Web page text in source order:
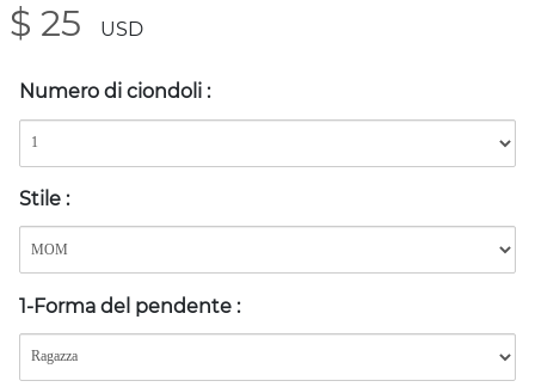
$ 25 USD
Numero di ciondoli :
Stile :
1-Forma del pendente :